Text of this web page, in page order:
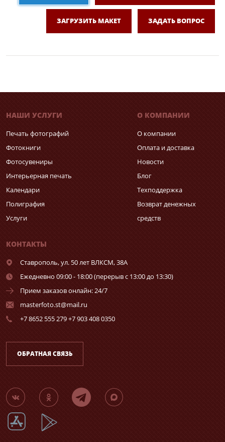
ЗАГРУЗИТЬ МАКЕТ ЗАДАТЬ ВОПРОС
НАШИ УСЛУГИ
Печать фотографий
Фотокниги
Фотосувениры
Интерьерная печать
Календари
Полиграфия
Услуги
О КОМПАНИИ
О компании
Оплата и доставка
Новости
Блог
Техподдержка
Возврат денежных
средств
КОНТАКТЫ
Ставрополь,ул. 50 лет ВЛКСМ, 38А
Ежедневно 09:00 - 18:00 (перерыв с 13:00 до 13:30)
Прием заказов онлайн: 24/7
masterfoto.st@mail.ru
+7 8652 555 279 +7 903 408 0350
ОБРАТНАЯ СВЯЗЬ